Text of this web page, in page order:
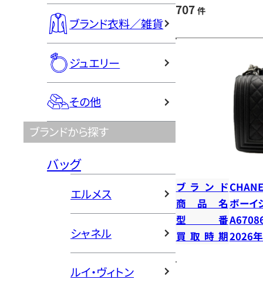
ブランド衣料／雑貨
ジュエリー
その他
ブランドから探す
バッグ
エルメス
シャネル
ルイ・ヴィトン
707 件
ブランド
商品名ボーイ
型番
買取時期2026